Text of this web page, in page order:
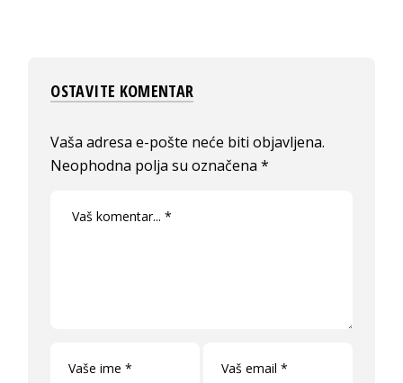
OSTAVITE KOMENTAR
Vaša adresa e-pošte neće biti objavljena.
Neophodna polja su označena*